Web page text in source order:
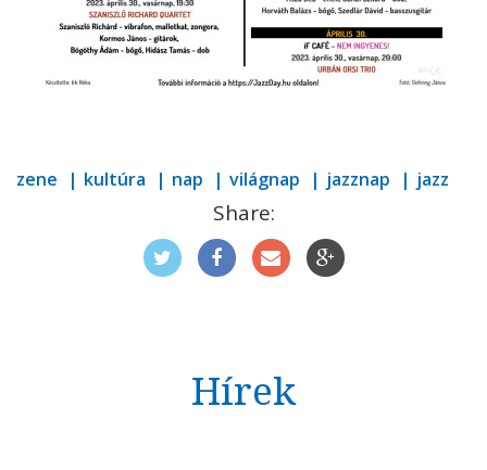
zene kultúra nap világnap jazznap jazz
Share:
Hírek